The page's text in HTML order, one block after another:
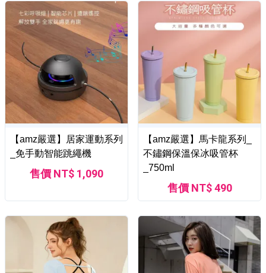
【amz嚴選】居家運動系列
_免手動智能跳繩機
售價 NT$ 1,090
【amz嚴選】馬卡龍系列_
不鏽鋼保溫保冰吸管杯
_750ml
售價 NT$ 490